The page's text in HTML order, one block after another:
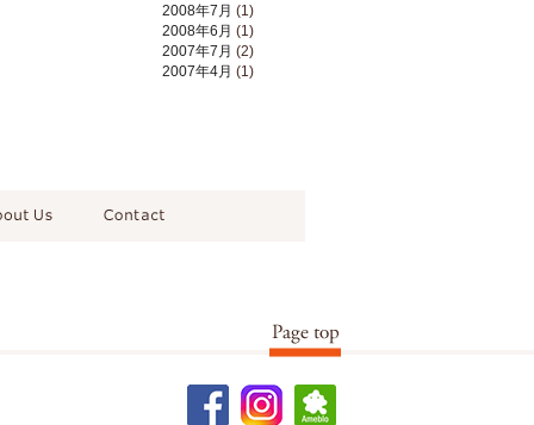
2008年7月 (1)
2008年6月 (1)
2007年7月 (2)
2007年4月 (1)